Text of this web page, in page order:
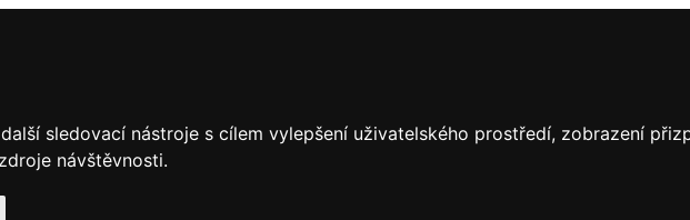
sledovací nástroje s cílem vylepšení uživatelského prostředí, zobrazení
návštěvnosti.